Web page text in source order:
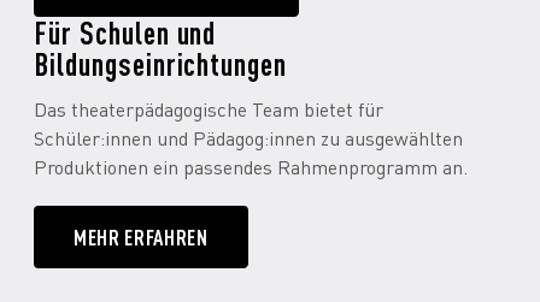
Für Schulen und
Bildungseinrichtungen
Das theaterpädagogische Team bietet für
Schüler:innen und Pädagog:innen zu ausgewählten
Produktionen ein passendes Rahmenprogramm an.
MEHR ERFAHREN